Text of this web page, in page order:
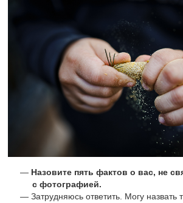
Назовите пять фактов о вас, не
с фотографией.
Затрудняюсь ответить. Могу назвать